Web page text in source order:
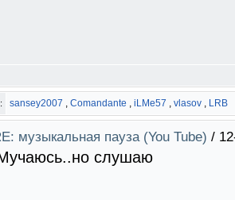
sansey2007 , Comandante , iLMe57 , vlasov , LRB
музыкальная пауза (You Tube) /
слушаю